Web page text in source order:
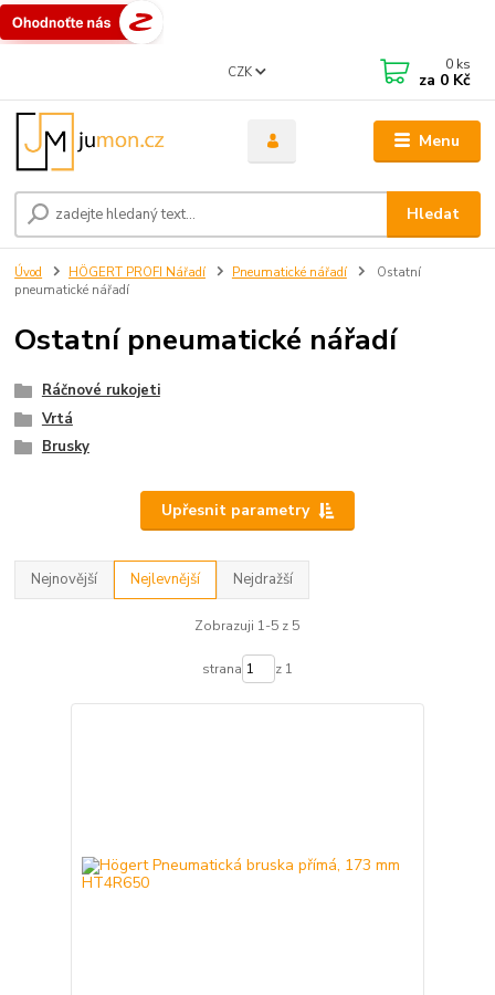
Menu
CZK
Hledat
0 ks
za 0 Kč
Úvod HÖGERT PROFI Nářadí Pneumatické nářadí
Ostatní
pneumatické nářadí
Ostatní pneumatické nářadí
Ráčnové rukojeti
Vrtá
Brusky
Upřesnit parametry
Nejnovější Nejlevnější Nejdražší
Zobrazuji 1-5 z 5
strana z 1